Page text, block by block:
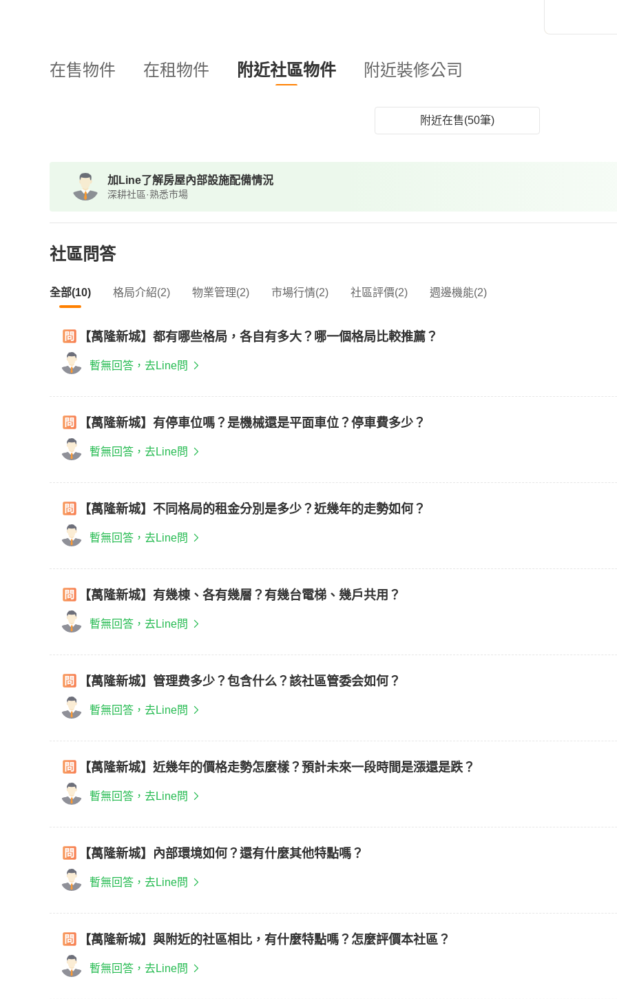
在售物件 在租物件 附近社區物件 附近裝修公司
附近在售(50筆)
加Line了解房屋內部設施配備情況
深耕社區·熟悉市場
社區問答
全部(10) 格局介紹(2) 物業管理(2) 市場行情(2) 社區評價(2) 週邊機能(2)
【萬隆新城】都有哪些格局，各自有多大？哪一個格局比較推薦？
暫無回答，去Line問
【萬隆新城】有停車位嗎？是機械還是平面車位？停車費多少？
暫無回答，去Line問
【萬隆新城】不同格局的租金分別是多少？近幾年的走勢如何？
暫無回答，去Line問
【萬隆新城】有幾棟、各有幾層？有幾台電梯、幾戶共用？
暫無回答，去Line問
【萬隆新城】管理费多少？包含什么？該社區管委会如何？
暫無回答，去Line問
【萬隆新城】近幾年的價格走勢怎麼樣？預計未來一段時間是漲還是跌？
暫無回答，去Line問
【萬隆新城】內部環境如何？還有什麼其他特點嗎？
暫無回答，去Line問
【萬隆新城】與附近的社區相比，有什麼特點嗎？怎麼評價本社區？
暫無回答，去Line問